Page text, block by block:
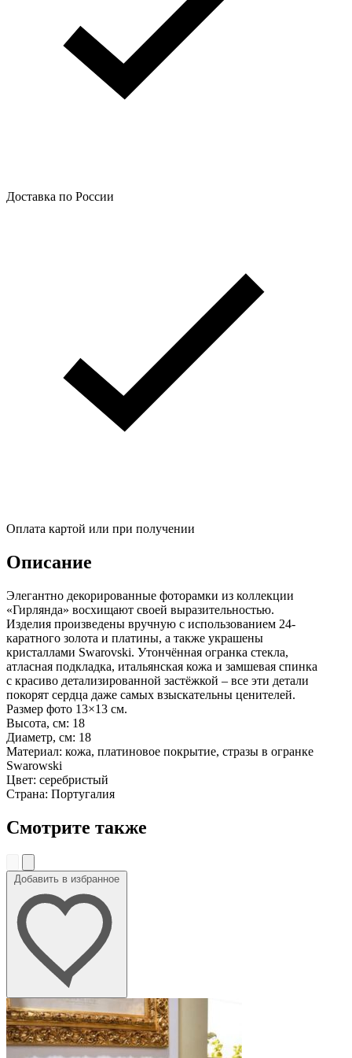
Доставка по России
Оплата картой или при получении
Описание
Элегантно декорированные фоторамки из коллекции
«Гирлянда» восхищают своей выразительностью.
Изделия произведены вручную с использованием 24-
каратного золота и платины, а также украшены
кристаллами Swarovski. Утончённая огранка стекла,
атласная подкладка, итальянская кожа и замшевая спинка
с красиво детализированной застёжкой – все эти детали
покорят сердца даже самых взыскательны ценителей.
Размер фото 13×13 см.
Высота, см: 18
Диаметр, см: 18
Материал: кожа, платиновое покрытие, стразы в огранке
Swarowski
Цвет: серебристый
Страна: Португалия
Смотрите также
Добавить в избранное